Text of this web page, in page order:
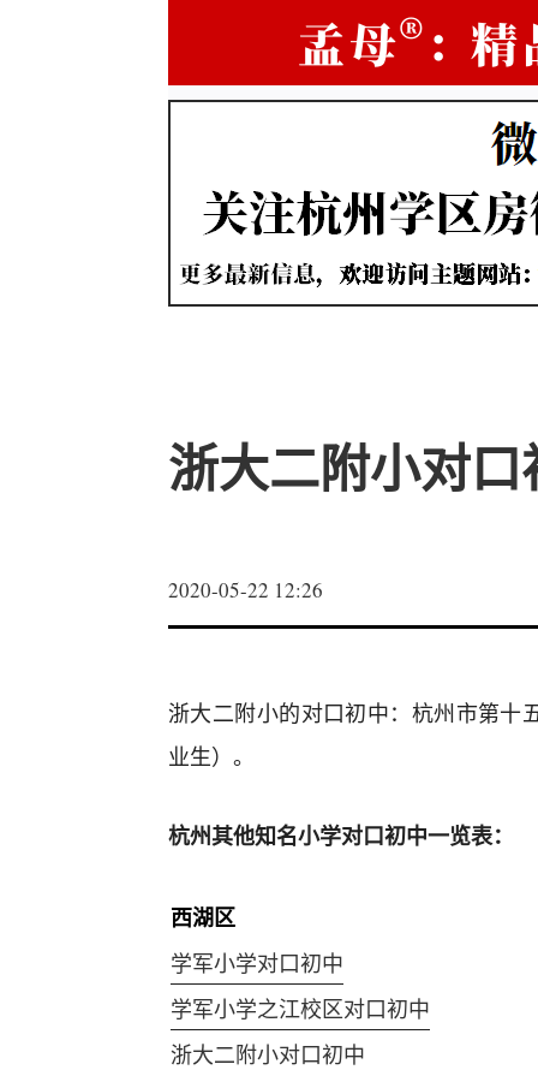
浙大二附小对口
2020-05-22 12:26
浙大二附小的对口初中：杭州市第十
业生）。
杭州其他知名小学对口初中一览表：
西湖区
学军小学对口初中
学军小学之江校区对口初中
浙大二附小对口初中